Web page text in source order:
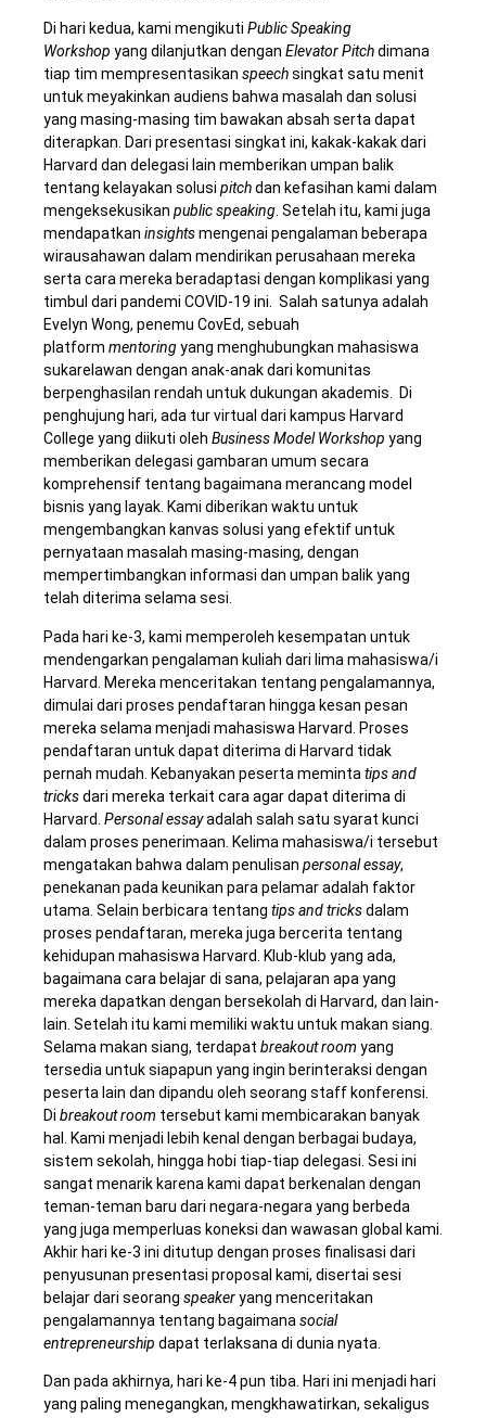
Di hari kedua, kami mengikuti Public Speaking
Workshop yang dilanjutkan dengan Elevator Pitchdimana
tiap tim mempresentasikan speechsingkat satu menit
untuk meyakinkan audiens bahwa masalah dan solusi
yang masing-masing tim bawakan absah serta dapat
diterapkan. Dari presentasi singkat ini, kakak-kakak dari
Harvard dan delegasi lain memberikan umpan balik
tentang kelayakan solusi pitchdan kefasihan kami dalam
mengeksekusikan public speaking . Setelah itu, kami juga
mendapatkan insightsmengenai pengalaman beberapa
wirausahawan dalam mendirikan perusahaan mereka
serta cara mereka beradaptasi dengan komplikasi yang
timbul dari pandemi COVID-19 ini. Salah satunya adalah
Evelyn Wong, penemu CovEd, sebuah
platform mentoringyang menghubungkan mahasiswa
sukarelawan dengan anak-anak dari komunitas
berpenghasilan rendah untuk dukungan akademis. Di
penghujung hari, ada tur virtual dari kampus Harvard
College yang diikuti oleh Business Model Workshop yang
memberikan delegasi gambaran umum secara
komprehensif tentang bagaimana merancang model
bisnis yang layak. Kami diberikan waktu untuk
mengembangkan kanvas solusi yang efektif untuk
pernyataan masalah masing-masing, dengan
mempertimbangkan informasi dan umpan balik yang
telah diterima selama sesi.
Pada hari ke-3, kami memperoleh kesempatan untuk
mendengarkan pengalaman kuliah dari lima mahasiswa/i
Harvard. Mereka menceritakan tentang pengalamannya,
dimulai dari proses pendaftaran hingga kesan pesan
mereka selama menjadi mahasiswa Harvard. Proses
pendaftaran untuk dapat diterima di Harvard tidak
pernah mudah. Kebanyakan peserta meminta tips and
tricksdari mereka terkait cara agar dapat diterima di
Harvard. Personal essayadalah salah satu syarat kunci
dalam proses penerimaan. Kelima mahasiswa/i tersebut
mengatakan bahwa dalam penulisan personal essay,
penekanan pada keunikan para pelamar adalah faktor
utama. Selain berbicara tentang tips and tricksdalam
proses pendaftaran, mereka juga bercerita tentang
kehidupan mahasiswa Harvard. Klub-klub yang ada,
bagaimana cara belajar di sana, pelajaran apa yang
mereka dapatkan dengan bersekolah di Harvard, dan lain-
lain. Setelah itu kami memiliki waktu untuk makan siang.
Selama makan siang, terdapat breakout room yang
tersedia untuk siapapun yang ingin berinteraksi dengan
peserta lain dan dipandu oleh seorang staff konferensi.
Di breakout room tersebut kami membicarakan banyak
hal. Kami menjadi lebih kenal dengan berbagai budaya,
sistem sekolah, hingga hobi tiap-tiap delegasi. Sesi ini
sangat menarik karena kami dapat berkenalan dengan
teman-teman baru dari negara-negara yang berbeda
yang juga memperluas koneksi dan wawasan global kami.
Akhir hari ke-3 ini ditutup dengan proses finalisasi dari
penyusunan presentasi proposal kami, disertai sesi
belajar dari seorang speakeryang menceritakan
pengalamannya tentang bagaimana social
entrepreneurship dapat terlaksana di dunia nyata.
Dan pada akhirnya, hari ke-4 pun tiba. Hari ini menjadi hari
yang paling menegangkan, mengkhawatirkan, sekaligus